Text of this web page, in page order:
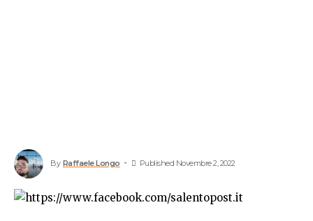
By Raffaele Longo Published Novembre 2, 2022